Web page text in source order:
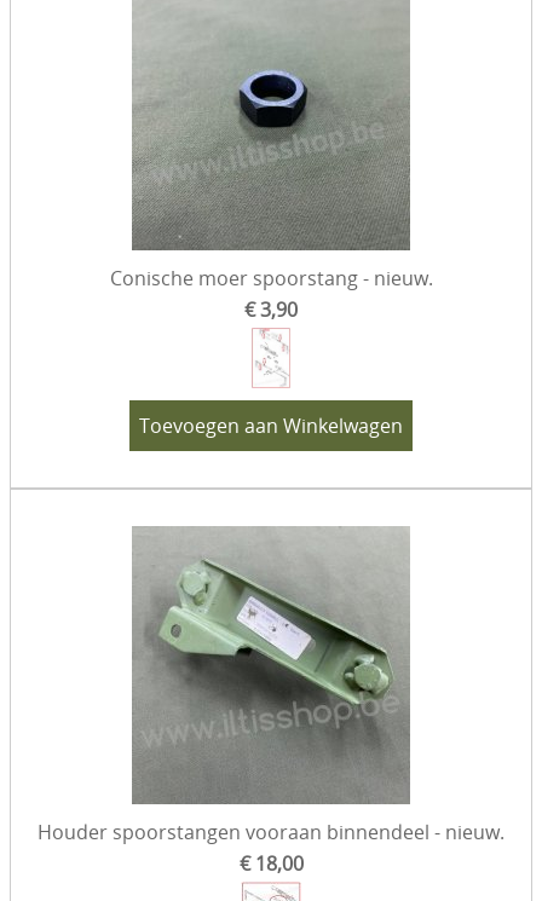
Conische moer spoorstang - nieuw.
€ 3,90
Toevoegen aan Winkelwagen
Houder spoorstangen vooraan binnendeel - nieuw.
€ 18,00